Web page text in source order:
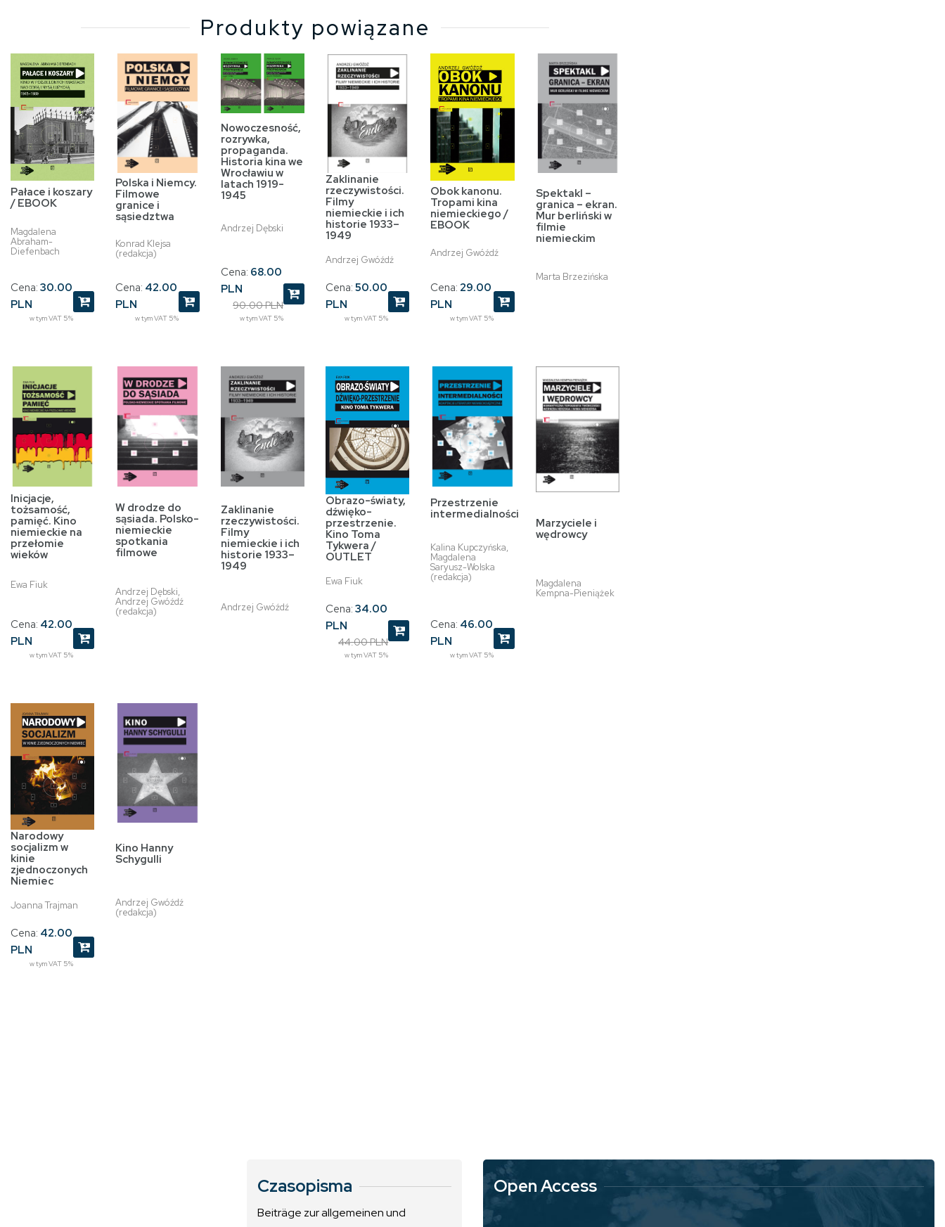
Produkty powiązane
Pałace i koszary
/ EBOOK
Magdalena
Abraham-
Diefenbach
Cena: 30.00
PLN
w tym VAT 5%
Polska i Niemcy.
Filmowe
granice i
sąsiedztwa
Konrad Klejsa
(redakcja)
Cena: 42.00
PLN
w tym VAT 5%
Nowoczesność,
rozrywka,
propaganda.
Historia kina we
Wrocławiu w
latach 1919-
1945
Andrzej Dębski
Cena: 68.00
PLN
90.00 PLN
w tym VAT 5%
Zaklinanie
rzeczywistości.
Filmy
niemieckie i ich
historie 1933–
1949
Andrzej Gwóźdź
Cena: 50.00
PLN
w tym VAT 5%
Obok kanonu.
Tropami kina
niemieckiego /
EBOOK
Andrzej Gwóźdź
Cena: 29.00
PLN
w tym VAT 5%
Spektakl –
granica – ekran.
Mur berliński w
filmie
niemieckim
Marta Brzezińska
Inicjacje,
tożsamość,
pamięć. Kino
niemieckie na
przełomie
wieków
Ewa Fiuk
Cena: 42.00
PLN
w tym VAT 5%
W drodze do
sąsiada. Polsko-
niemieckie
spotkania
filmowe
Andrzej Dębski,
Andrzej Gwóźdź
(redakcja)
Zaklinanie
rzeczywistości.
Filmy
niemieckie i ich
historie 1933–
1949
Andrzej Gwóźdź
Obrazo-światy,
dźwięko-
przestrzenie.
Kino Toma
Tykwera /
OUTLET
Ewa Fiuk
Cena: 34.00
PLN
44.00 PLN
w tym VAT 5%
Przestrzenie
intermedialności
Kalina Kupczyńska,
Magdalena
Saryusz-Wolska
(redakcja)
Cena: 46.00
PLN
w tym VAT 5%
Marzyciele i
wędrowcy
Magdalena
Kempna-Pieniążek
Narodowy
socjalizm w
kinie
zjednoczonych
Niemiec
Joanna Trajman
Cena: 42.00
PLN
w tym VAT 5%
Kino Hanny
Schygulli
Andrzej Gwóźdź
(redakcja)
Czasopisma
Beiträge zur allgemeinen und
Open Access